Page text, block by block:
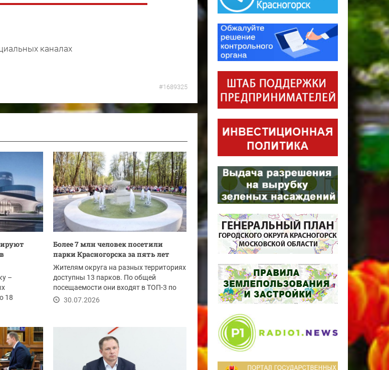
каналах
#1689325
–
18
и 4...
Более 7 млн человек посетили
парки Красногорска за пять лет
Жителям округа на разных территориях
доступны 13 парков. По общей
посещаемости они входят в ТОП-3 по
Подмосковью.
30.07.2026